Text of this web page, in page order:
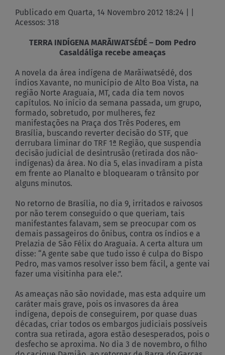
Publicado em Quarta, 14 Novembro 2012 18:24 | |
Acessos: 318
TERRA INDÍGENA MARÃIWATSÉDÉ – Dom Pedro
Casaldáliga recebe ameaças
A novela da área indígena de Marãiwatsédé, dos
índios Xavante, no município de Alto Boa Vista, na
região Norte Araguaia, MT, cada dia tem novos
capítulos. No início da semana passada, um grupo,
formado, sobretudo, por mulheres, fez
manifestações na Praça dos Três Poderes, em
Brasília, buscando reverter decisão do STF, que
derrubara liminar do TRF 1ª Região, que suspendia
decisão judicial de desintrusão (retirada dos não-
indígenas) da área. No dia 5, elas invadiram a pista
em frente ao Planalto e bloquearam o trânsito por
alguns minutos.
No retorno de Brasília, no dia 9, irritados e raivosos
por não terem conseguido o que queriam, tais
manifestantes falavam, sem se preocupar com os
demais passageiros do ônibus, contra os índios e a
Prelazia de São Félix do Araguaia. A certa altura um
disse: “A gente sabe que tudo isso é culpa do Bispo
Pedro, mas vamos resolver isso bem fácil, a gente vai
fazer uma visitinha para ele.”.
As ameaças não são novidade, mas esta adquire um
caráter mais grave, pois os invasores da área
indígena, depois de conseguirem, por quase duas
décadas, criar todos os embargos judiciais possíveis
contra sua retirada, agora estão desesperados, pois o
desfecho se aproxima. No dia 3 de novembro, o filho